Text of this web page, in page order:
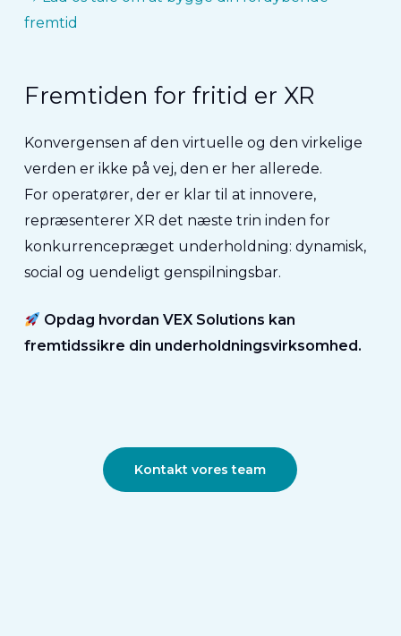
fremtid
Fremtiden for fritid er XR
Konvergensen af den virtuelle og den virkelige
verden er ikke på vej, den er her allerede.
For operatører, der er klar til at innovere,
repræsenterer XR det næste trin inden for
konkurrencepræget underholdning: dynamisk,
social og uendeligt genspilningsbar.
Opdag hvordan VEX Solutions kan
fremtidssikre din underholdningsvirksomhed.
Kontakt vores team